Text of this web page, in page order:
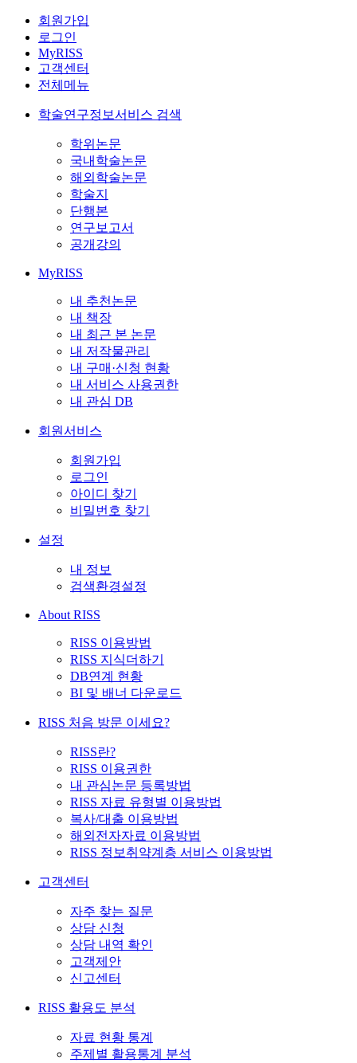
회원가입
로그인
MyRISS
고객센터
전체메뉴
학술연구정보서비스 검색
학위논문
국내학술논문
해외학술논문
학술지
단행본
연구보고서
공개강의
MyRISS
내 추천논문
내 책장
내 최근 본 논문
내 저작물관리
내 구매·신청 현황
내 서비스 사용권한
내 관심 DB
회원서비스
회원가입
로그인
아이디 찾기
비밀번호 찾기
설정
내 정보
검색환경설정
About RISS
RISS 이용방법
RISS 지식더하기
DB연계 현황
BI 및 배너 다운로드
RISS 처음 방문 이세요?
RISS란?
RISS 이용권한
내 관심논문 등록방법
RISS 자료 유형별 이용방법
복사/대출 이용방법
해외전자자료 이용방법
RISS 정보취약계층 서비스 이용방법
고객센터
자주 찾는 질문
상담 신청
상담 내역 확인
고객제안
신고센터
RISS 활용도 분석
자료 현황 통계
주제별 활용통계 분석